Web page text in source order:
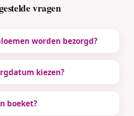
vragen
worden bezorgd?
kiezen?
boeket?